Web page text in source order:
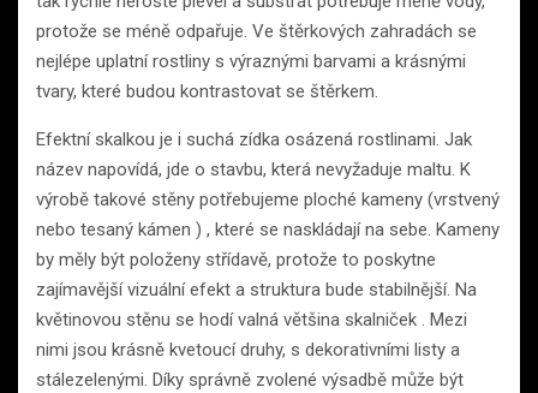
protože se méně odpařuje. Ve štěrkových zahradách se
nejlépe uplatní rostliny s výraznými barvami a krásnými
tvary, které budou kontrastovat se štěrkem.
Efektní skalkou je i suchá zídka osázená rostlinami. Jak
název napovídá, jde o stavbu, která nevyžaduje maltu. K
výrobě takové stěny potřebujeme ploché kameny (vrstvený
nebo tesaný kámen ) , které se naskládají na sebe. Kameny
by měly být položeny střídavě, protože to poskytne
zajímavější vizuální efekt a struktura bude stabilnější. Na
květinovou stěnu se hodí valná většina skalniček . Mezi
nimi jsou krásně kvetoucí druhy, s dekorativními listy a
stálezelenými. Díky správně zvolené výsadbě může být